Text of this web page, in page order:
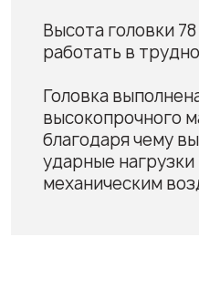
Высота головки
работать в
Головка
высокопрочного
благодаря чему
ударные
механическим